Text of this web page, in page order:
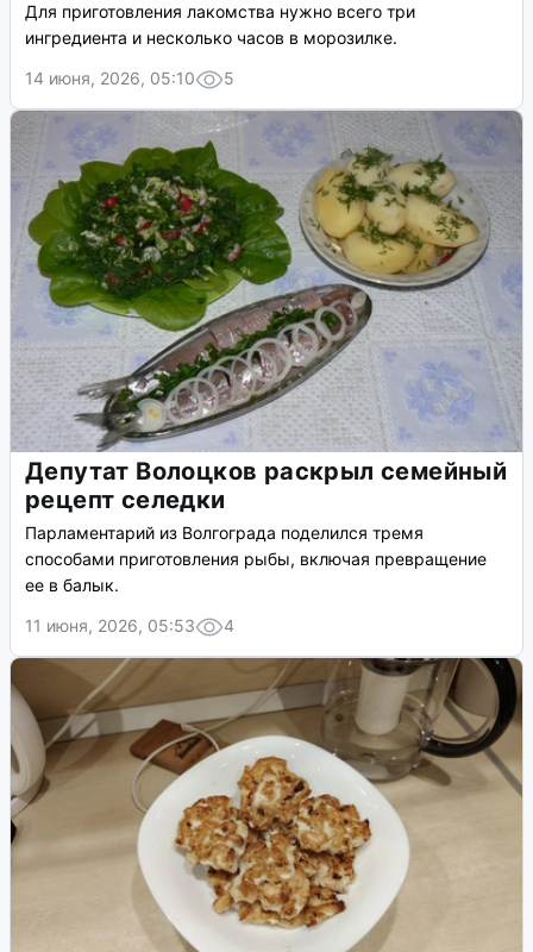
Для приготовления лакомства нужно всего три
ингредиента и несколько часов в морозилке.
14 июня, 2026, 05:10
5
Депутат Волоцков раскрыл семейный
рецепт селедки
Парламентарий из Волгограда поделился тремя
способами приготовления рыбы, включая превращение
ее в балык.
11 июня, 2026, 05:53
4